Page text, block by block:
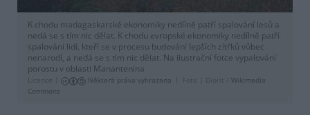
K chodu madagaskarské ekonomiky nedílně patří spalování lesů a
nedá se s tím nic dělat. K chodu evropské ekonomiky nedílně patří
spalování lidí, kteří se v procesu budování lepších zítřků vůbec
nenarodí, a nedá se s tím nic dělat. Na ilustrační fotce vypalování
porostu v oblasti Manantenina
Licence | Některá práva vyhrazena Foto | Diorit / Wikimedia
Commons